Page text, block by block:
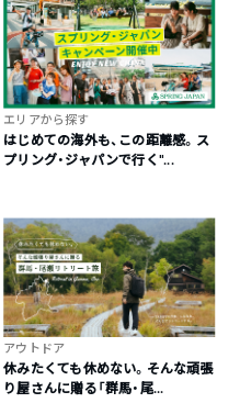
エリアから探す
はじめての海外も、この距離感。ス
プリング・ジャパンで行く“...
アウトドア
休みたくても休めない。そんな頑張
り屋さんに贈る「群馬・尾...